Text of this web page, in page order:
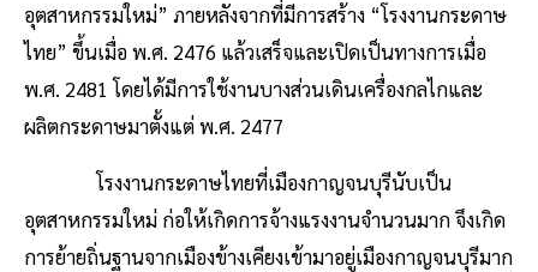
อุตสาหกรรมใหม่” ภายหลังจากที่มีการสร้าง “โรงงานกระดาษ
ไทย” ขึ้นเมื่อ พ.ศ. 2476 แล้วเสร็จและเปิดเป็นทางการเมื่อ
พ.ศ. 2481 โดยได้มีการใช้งานบางส่วนเดินเครื่องกลไกและ
ผลิตกระดาษมาตั้งแต่ พ.ศ. 2477
โรงงานกระดาษไทยที่เมืองกาญจนบุรีนับเป็น
อุตสาหกรรมใหม่ ก่อให้เกิดการจ้างแรงงานจำนวนมาก จึงเกิด
การย้ายถิ่นฐานจากเมืองข้างเคียงเข้ามาอยู่เมืองกาญจนบุรีมาก